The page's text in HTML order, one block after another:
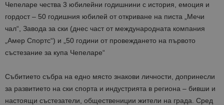
Чепеларе чества 3 юбилейни годишнини с история, емоция и
гордост – 50 годишния юбилей от откриване на писта „Мечи
чал“, Завода за ски (днес част от международната компания
„Амер Спортс“) и „50 години от провеждането на първото
състезание за купа Чепеларе“
Събитието събра на едно място знакови личности, допринесли
за развитието на ски спорта и индустрията в региона – бивши и
настоящи състезатели, обществениции жители на града. Сред